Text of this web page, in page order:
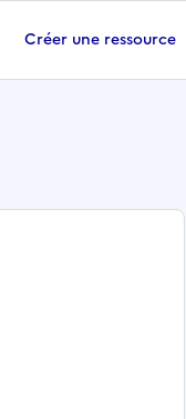
Créer une ressource